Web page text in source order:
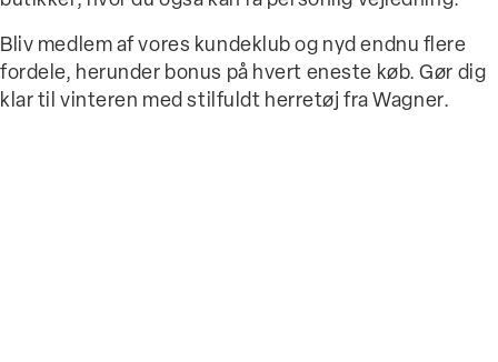
Bliv medlem af vores kundeklub og nyd endnu flere
fordele, herunder bonus på hvert eneste køb. Gør dig
klar til vinteren med stilfuldt herretøj fra Wagner.